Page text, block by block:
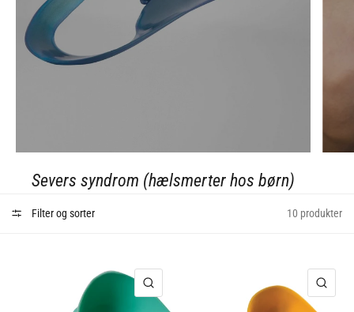
Severs syndrom (hælsmerter hos børn)
Filter og sorter 10 produkter